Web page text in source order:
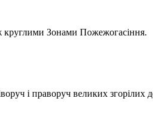
круглими Зонами Пожежогасіння.
і праворуч великих згорілих